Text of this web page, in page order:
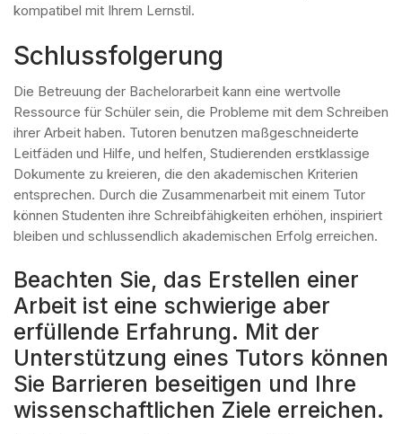
kompatibel mit Ihrem Lernstil.
Schlussfolgerung
Die Betreuung der Bachelorarbeit kann eine wertvolle
Ressource für Schüler sein, die Probleme mit dem Schreiben
ihrer Arbeit haben. Tutoren benutzen maßgeschneiderte
Leitfäden und Hilfe, und helfen, Studierenden erstklassige
Dokumente zu kreieren, die den akademischen Kriterien
entsprechen. Durch die Zusammenarbeit mit einem Tutor
können Studenten ihre Schreibfähigkeiten erhöhen, inspiriert
bleiben und schlussendlich akademischen Erfolg erreichen.
Beachten Sie, das Erstellen einer
Arbeit ist eine schwierige aber
erfüllende Erfahrung. Mit der
Unterstützung eines Tutors können
Sie Barrieren beseitigen und Ihre
wissenschaftlichen Ziele erreichen.